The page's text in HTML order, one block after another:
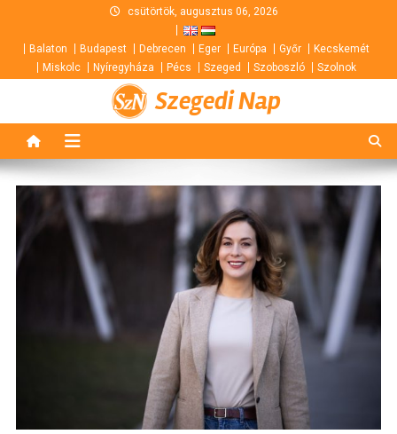
content
csütörtök, augusztus 06, 2026
Balaton Budapest Debrecen Eger Európa Győr
Kecskemét
Miskolc
Nyíregyháza Pécs Szeged Szoboszló Szolnok
Szegedi Nap